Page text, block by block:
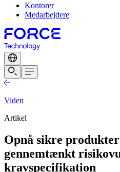
Kontorer
Medarbejdere
Viden
Artikel
Opnå sikre produkter
gennemtænkt
kravspecifikation